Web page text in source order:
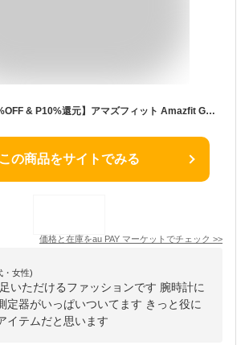
【1日24H限定10%OFF & P10%還元】アマズフィット Amazfit GTS 2 mini スマートウォッチ 健康管理 血中酸素 睡眠 Alexa 生理周期 着信通知
この商品をサイトでみる
価格と在庫をau PAY マーケット でチェック >>
・女性)
いただけるファッションです 腕時計に
定器がいっぱいついてます きっと役に
イテムだと思います